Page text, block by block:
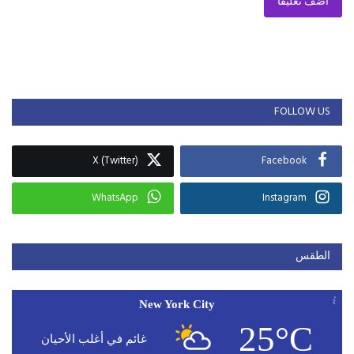
FOLLOW US
Facebook
X (Twitter)
Instagram
WhatsApp
الطقس
New York City
25°C غائم في أغلب الأحيان